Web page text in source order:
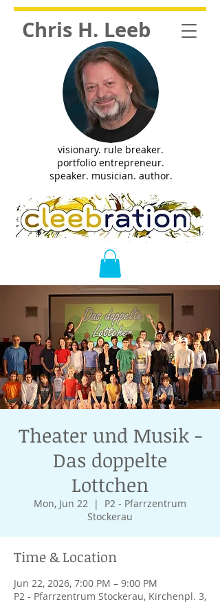
Chris H. Leeb
visionary. rule breaker.
portfolio entrepreneur.
speaker. musician. author.
Theater und Musik -
Das doppelte
Lottchen
Mon, Jun 22
  |
P2 - Pfarrzentrum
Stockerau
Time & Location
Jun 22, 2026, 7:00 PM – 9:00 PM
P2 - Pfarrzentrum Stockerau, Kirchenpl. 3,